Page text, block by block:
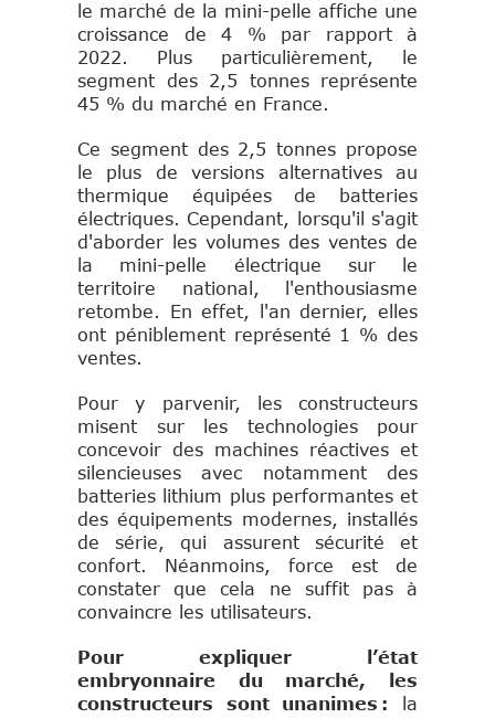
le marché de la mini-pelle affiche une
croissance de 4 % par rapport à
2022. Plus particulièrement, le
segment des 2,5 tonnes représente
45 % du marché en France.
Ce segment des 2,5 tonnes propose
le plus de versions alternatives au
thermique équipées de batteries
électriques. Cependant, lorsqu'il s'agit
d'aborder les volumes des ventes de
la mini-pelle électrique sur le
territoire national, l'enthousiasme
retombe. En effet, l'an dernier, elles
ont péniblement représenté 1 % des
ventes.
Pour y parvenir, les constructeurs
misent sur les technologies pour
concevoir des machines réactives et
silencieuses avec notamment des
batteries lithium plus performantes et
des équipements modernes, installés
de série, qui assurent sécurité et
confort. Néanmoins, force est de
constater que cela ne suffit pas à
convaincre les utilisateurs.
Pour expliquer l’état
embryonnaire du marché, les
constructeurs sont unanimes : la